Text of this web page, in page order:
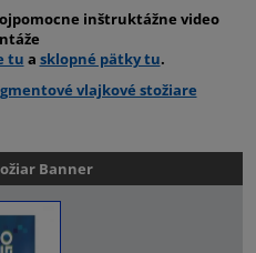
inštruktážne video
tu a sklopné pätky tu.
vlajkové stožiare
Banner